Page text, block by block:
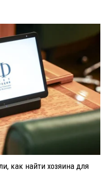
как найти хозяина для